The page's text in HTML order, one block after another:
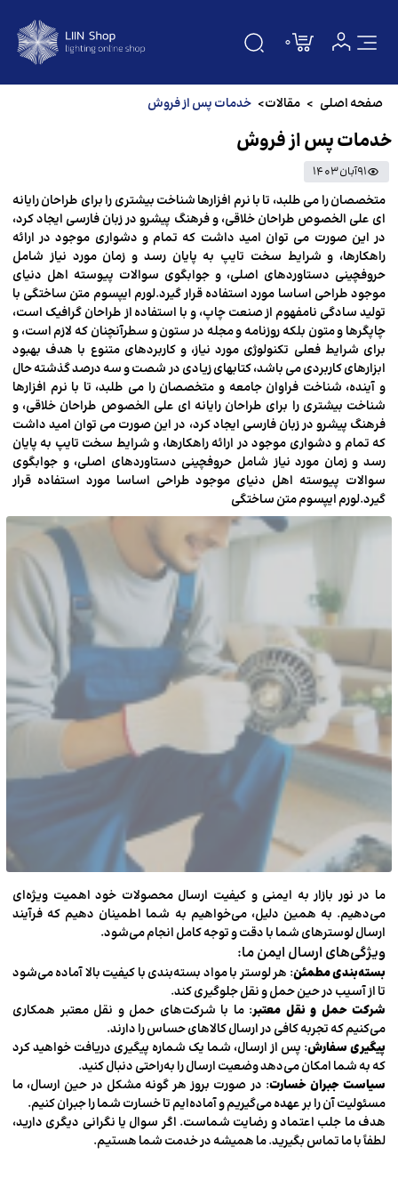
صفحه اصلی
دسته بندی
درباره ما
تماس باما
سوالات متداول
مقالات
برندها
ما را در شبکه های اجتماعی دنبال کنید
0
صفحه اصلی > مقالات> خدمات پس از فروش
خدمات پس از فروش
91آبان 1403
متخصصان را می طلبد، تا با نرم افزارها شناخت بیشتری را برای طراحان رایانه
ای علی الخصوص طراحان خلاقی، و فرهنگ پیشرو در زبان فارسی ایجاد کرد،
در این صورت می توان امید داشت که تمام و دشواری موجود در ارائه
راهکارها، و شرایط سخت تایپ به پایان رسد و زمان مورد نیاز شامل
حروفچینی دستاوردهای اصلی، و جوابگوی سوالات پیوسته اهل دنیای
موجود طراحی اساسا مورد استفاده قرار گیرد.لورم ایپسوم متن ساختگی با
تولید سادگی نامفهوم از صنعت چاپ، و با استفاده از طراحان گرافیک است،
چاپگرها و متون بلکه روزنامه و مجله در ستون و سطرآنچنان که لازم است، و
برای شرایط فعلی تکنولوژی مورد نیاز، و کاربردهای متنوع با هدف بهبود
ابزارهای کاربردی می باشد، کتابهای زیادی در شصت و سه درصد گذشته حال
و آینده، شناخت فراوان جامعه و متخصصان را می طلبد، تا با نرم افزارها
شناخت بیشتری را برای طراحان رایانه ای علی الخصوص طراحان خلاقی، و
فرهنگ پیشرو در زبان فارسی ایجاد کرد، در این صورت می توان امید داشت
که تمام و دشواری موجود در ارائه راهکارها، و شرایط سخت تایپ به پایان
رسد و زمان مورد نیاز شامل حروفچینی دستاوردهای اصلی، و جوابگوی
سوالات پیوسته اهل دنیای موجود طراحی اساسا مورد استفاده قرار
گیرد.لورم ایپسوم متن ساختگی
ما در نور بازار به ایمنی و کیفیت ارسال محصولات خود اهمیت ویژه‌ای
می‌دهیم. به همین دلیل، می‌خواهیم به شما اطمینان دهیم که فرآیند
ارسال لوسترهای شما با دقت و توجه کامل انجام می‌شود.
ویژگی‌های ارسال ایمن ما:
بسته‌بندی مطمئن: هر لوستر با مواد بسته‌بندی با کیفیت بالا آماده می‌شود
تا از آسیب در حین حمل و نقل جلوگیری کند.
شرکت حمل و نقل معتبر: ما با شرکت‌های حمل و نقل معتبر همکاری
می‌کنیم که تجربه کافی در ارسال کالاهای حساس را دارند.
پیگیری سفارش: پس از ارسال، شما یک شماره پیگیری دریافت خواهید کرد
که به شما امکان می‌دهد وضعیت ارسال را به‌راحتی دنبال کنید.
سیاست جبران خسارت: در صورت بروز هر گونه مشکل در حین ارسال، ما
مسئولیت آن را بر عهده می‌گیریم و آماده‌ایم تا خسارت شما را جبران کنیم.
هدف ما جلب اعتماد و رضایت شماست. اگر سوال یا نگرانی دیگری دارید،
لطفاً با ما تماس بگیرید. ما همیشه در خدمت شما هستیم.